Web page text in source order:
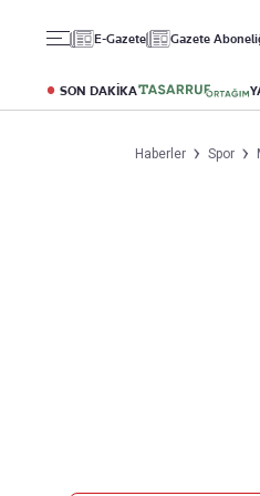
E-Gazete Gazete
SON DAKİKA
Altın
Döviz
Kripto
Haberler Spor